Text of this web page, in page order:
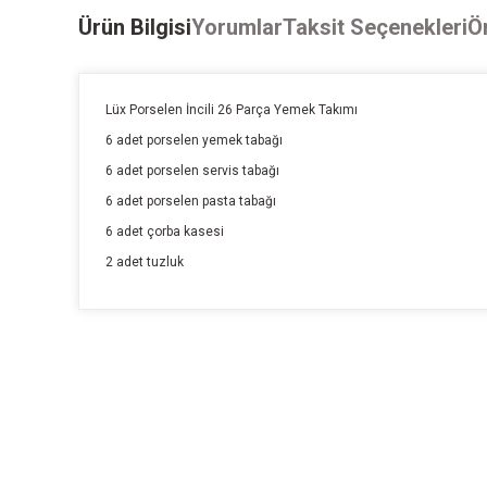
Ürün BilgisiYorumlarTaksit Seçenekleri
Lüx Porselen İncili 26 Parça Yemek Takımı
6 adet porselen yemek tabağı
6 adet porselen servis tabağı
6 adet porselen pasta tabağı
6 adet çorba kasesi
2 adet tuzluk